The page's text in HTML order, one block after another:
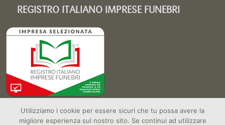
REGISTRO ITALIANO IMPRESE FUNEBRI
Utilizziamo i cookie per essere sicuri che tu possa avere la
migliore esperienza sul nostro sito. Se continui ad utilizzare